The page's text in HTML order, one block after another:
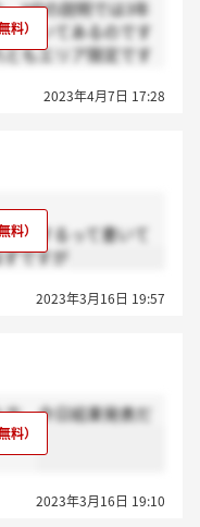
HPの説明では3年
書いてあるのです
もエリア限定です
2023年4月7日 17:28
絡するって書いて
ですが
2023年3月16日 19:57
、今日結果発表だ
？
2023年3月16日 19:10